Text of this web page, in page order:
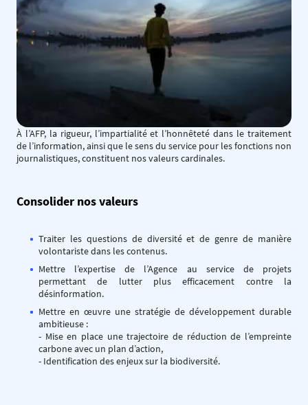
À l’AFP, la rigueur, l’impartialité et l’honnêteté dans le traitement
de l’information, ainsi que le sens du service pour les fonctions non
journalistiques, constituent nos valeurs cardinales.
Consolider nos valeurs
Traiter les questions de diversité et de genre de manière
volontariste dans les contenus.
Mettre l’expertise de l’Agence au service de projets
permettant de lutter plus efficacement contre la
désinformation.
Mettre en œuvre une stratégie de développement durable
ambitieuse :
- Mise en place une trajectoire de réduction de l’empreinte
carbone avec un plan d’action,
- Identification des enjeux sur la biodiversité.